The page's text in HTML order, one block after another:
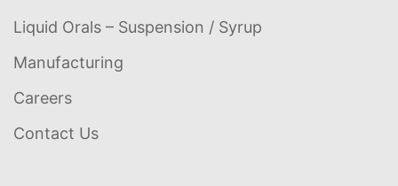
Liquid Orals – Suspension / Syrup
Manufacturing
Careers
Contact Us